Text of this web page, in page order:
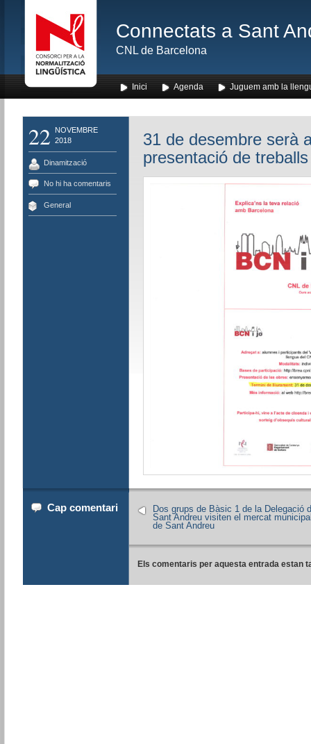
Connectats a Sant
CNL de Barcelona
Inici Agenda Juguem amb la
22
NOVEMBRE
2018
Dinamització
No hi ha comentaris
General
31 de desembre serà
presentació de treballs
Cap comentari
Dos grups de Bàsic 1 de la Delegació
Sant Andreu visiten el mercat
de Sant Andreu
Els comentaris per aquesta entrada estan